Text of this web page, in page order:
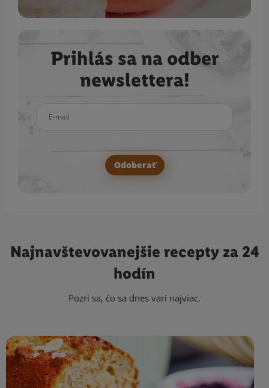
Prihlás sa na odber
newslettera!
Odoberať
Najnavštevovanejšie recepty za 24
hodín
Pozri sa, čo sa dnes varí najviac.